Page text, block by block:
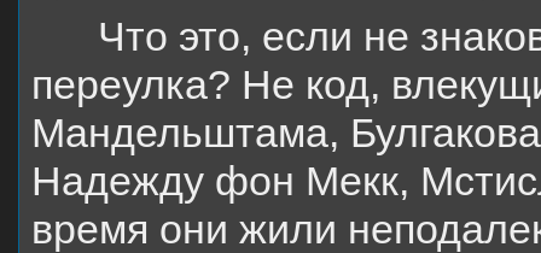
Что это, если не
переулка? Не код,
Мандельштама,
Надежду фон Мекк,
время они жили